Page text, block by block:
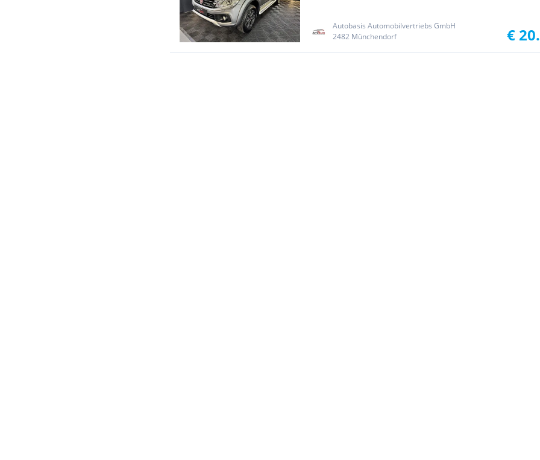
Autobasis Automobilvertriebs GmbH
2482 Münchendorf
€